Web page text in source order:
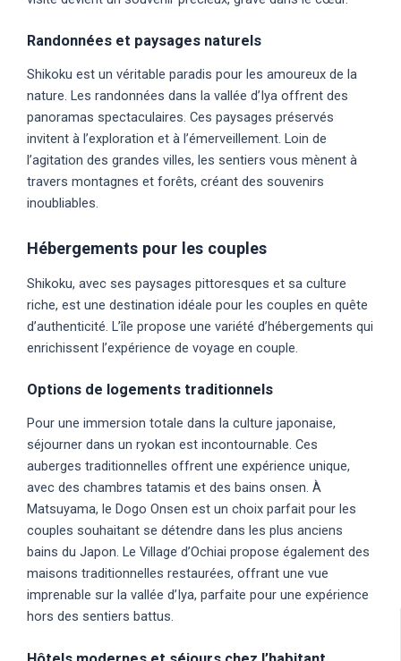
Randonnées et paysages naturels
Shikoku est un véritable paradis pour les amoureux de la
nature. Les randonnées dans la vallée d’Iya offrent des
panoramas spectaculaires. Ces paysages préservés
invitent à l’exploration et à l’émerveillement. Loin de
l’agitation des grandes villes, les sentiers vous mènent à
travers montagnes et forêts, créant des souvenirs
inoubliables.
Hébergements pour les couples
Shikoku, avec ses paysages pittoresques et sa culture
riche, est une destination idéale pour les couples en quête
d’authenticité. L’île propose une variété d’hébergements qui
enrichissent l’expérience de voyage en couple.
Options de logements traditionnels
Pour une immersion totale dans la culture japonaise,
séjourner dans un ryokan est incontournable. Ces
auberges traditionnelles offrent une expérience unique,
avec des chambres tatamis et des bains onsen. À
Matsuyama, le Dogo Onsen est un choix parfait pour les
couples souhaitant se détendre dans les plus anciens
bains du Japon. Le Village d’Ochiai propose également des
maisons traditionnelles restaurées, offrant une vue
imprenable sur la vallée d’Iya, parfaite pour une expérience
hors des sentiers battus.